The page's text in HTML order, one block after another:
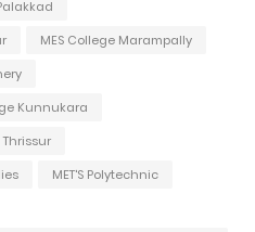
MES College Marampally
Kunnukara
MET'S Polytechnic